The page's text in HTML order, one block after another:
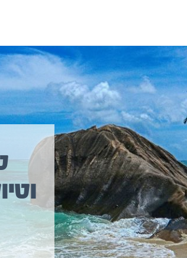
טיול שייט מקיף
בהדרכת גיל יניב